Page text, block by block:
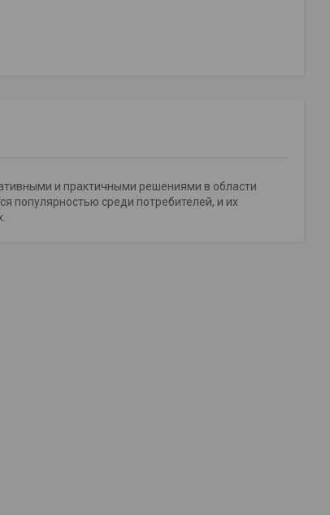
и практичными решениями в области
популярностью среди потребителей, и их